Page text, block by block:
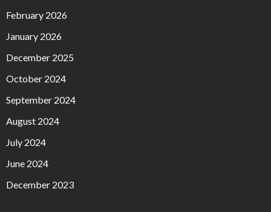
February 2026
January 2026
December 2025
October 2024
September 2024
August 2024
July 2024
June 2024
December 2023